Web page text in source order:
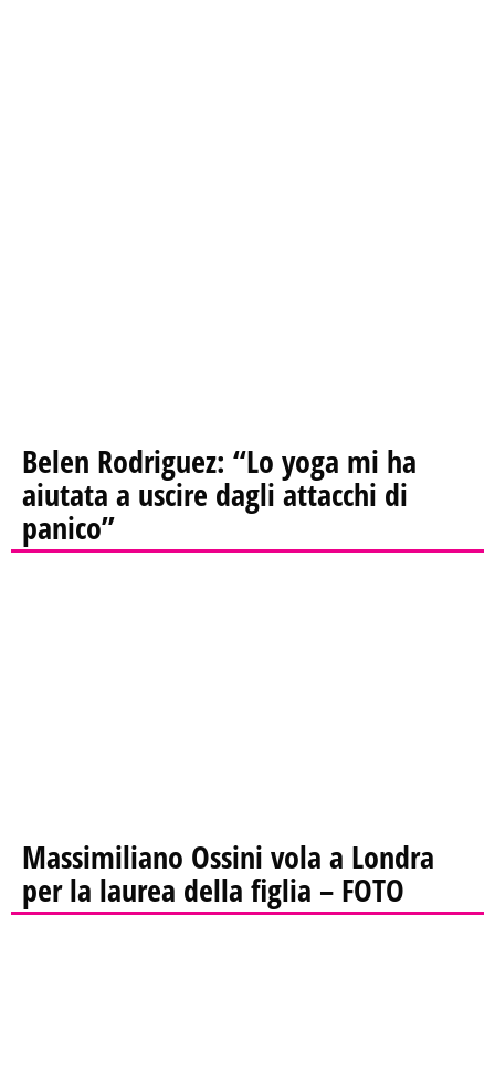
Belen Rodriguez: “Lo yoga mi ha
aiutata a uscire dagli attacchi di
panico”
Massimiliano Ossini vola a Londra
per la laurea della figlia – FOTO